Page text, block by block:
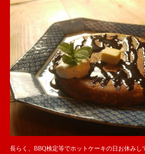
長らく、BBQ検定等でホットケーキの日お休みし